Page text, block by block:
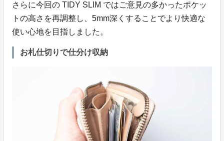
さらに今回の TIDY SLIM ではご意見の多かったポケッ
トの高さを再調整し、5mm深くすることでより快適な
使い心地を目指しました。
お札仕切りで仕分け収納